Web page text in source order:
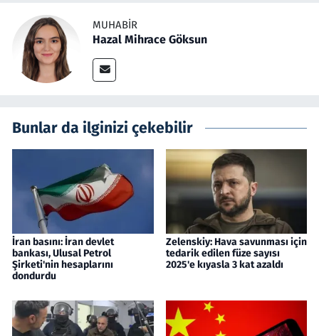
MUHABIR
Hazal Mihrace Göksun
Bunlar da ilginizi çekebilir
İran basını: İran devlet
bankası, Ulusal Petrol
Şirketi'nin hesaplarını
dondurdu
Zelenskiy: Hava savunması için
tedarik edilen füze sayısı
2025'e kıyasla 3 kat azaldı